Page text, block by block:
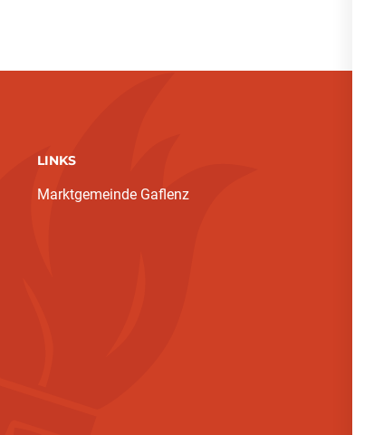
LINKS
Marktgemeinde Gaflenz